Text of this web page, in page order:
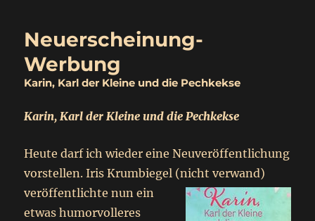
Neuerscheinung-
Werbung
Karin, Karl der Kleine und die Pechkekse
Karin, Karl der Kleine und die Pechkekse
Heute darf ich wieder eine Neuveröffentlichung
vorstellen. Iris Krumbiegel (nicht verwand)
veröffentlichte nun ein
etwas humorvolleres